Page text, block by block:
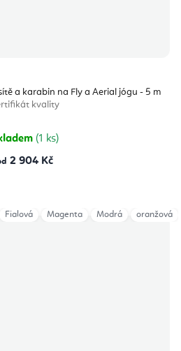
a karabin na Fly a Aerial jógu - 5 m
kvality
(1 ks)
2 904 Kč
Fialová Magenta Modrá oranžová